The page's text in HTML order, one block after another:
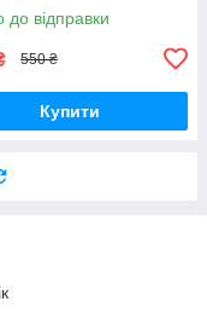
до відправки
550 ₴
Купити